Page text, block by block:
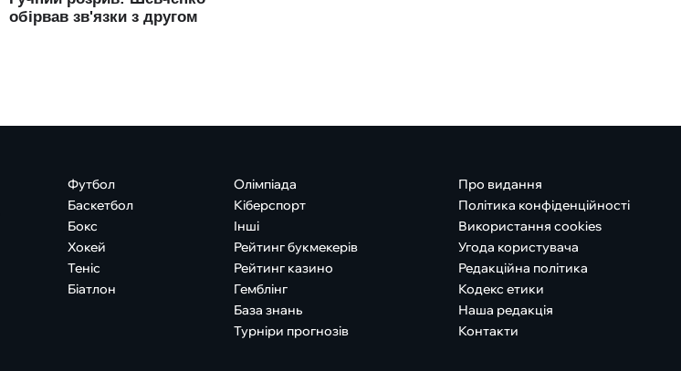
Футбол
Баскетбол
Бокс
Хокей
Теніс
Біатлон
Олімпіада
Кіберспорт
Інші
Рейтинг букмекерів
Рейтинг казино
Гемблінг
База знань
Турніри прогнозів
Про видання
Політика конфіденційності
Використання cookies
Угода користувача
Редакційна політика
Кодекс етики
Наша редакція
Контакти